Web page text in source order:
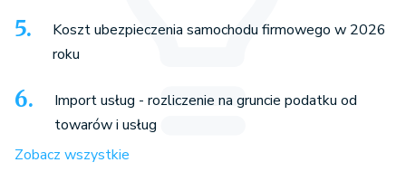
Koszt ubezpieczenia samochodu firmowego w 2026
roku
Import usług - rozliczenie na gruncie podatku od
towarów i usług
Zobacz wszystkie